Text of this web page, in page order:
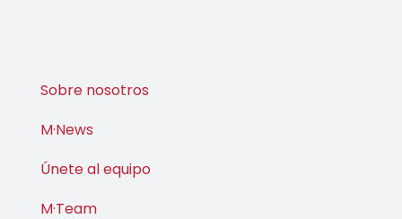
Sobre nosotros
M·News
Únete al equipo
M·Team